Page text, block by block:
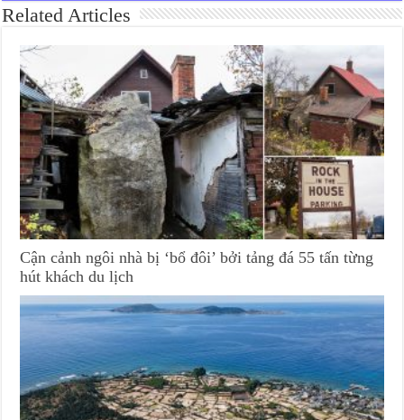
Related Articles
Cận cảnh ngôi nhà bị ‘bổ đôi’ bởi tảng đá 55 tấn từng
hút khách du lịch